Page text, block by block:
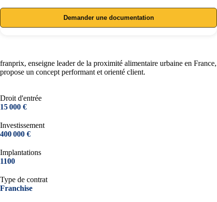
Demander une documentation
franprix, enseigne leader de la proximité alimentaire urbaine en France,
propose un concept performant et orienté client.
Droit d'entrée
15 000 €
Investissement
400 000 €
Implantations
1100
Type de contrat
Franchise